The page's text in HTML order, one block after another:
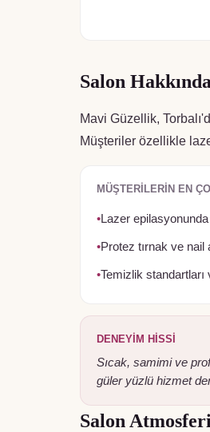
Salon Hakkında
Mavi Güzellik,
Müşteriler özellikle
MÜŞTERILERIN EN
•Lazer
•Protez tırnak ve
•Temizlik
DENEYIM HISSI
Sıcak, samimi ve
güler yüzlü hizmet
Salon Atmosferi